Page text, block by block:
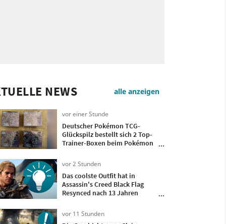
NEWS alle anzeigen
vor einer Stunde
Deutscher Pokémon TCG-
Glückspilz bestellt sich 2 Top-
Trainer-Boxen beim Pokémon
doppelt so viele geliefert
vor 2 Stunden
Das coolste Outfit hat in
Assassin's Creed Black Flag
Resynced nach 13 Jahren
bekommen und ist damit
komplett
vor 11 Stunden